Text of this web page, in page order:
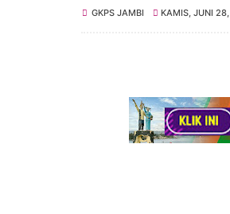
GKPS JAMBI KAMIS, JUNI